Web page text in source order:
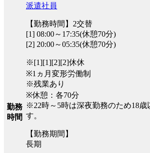
勤務
時間
派遣社員
【勤務時間】2交替
[1] 08:00～17:35(休憩70分)
[2] 20:00～05:35(休憩70分)
※[1][1][2][2]休休
※1ヵ月変形労働制
※残業あり
※休憩：各70分
※22時～5時は深夜勤務のため18歳
す。
【勤務期間】
長期